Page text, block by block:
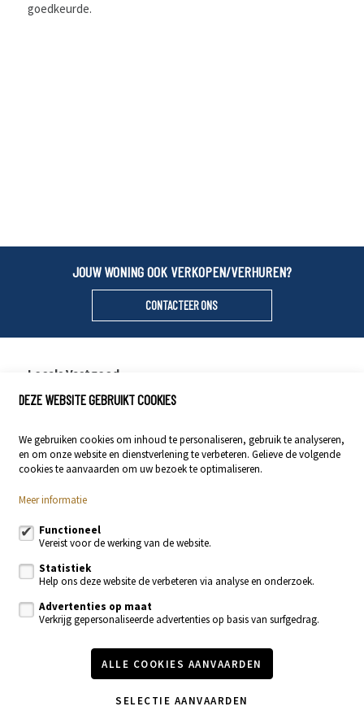
goedkeurde.
JOUW WONING OOK VERKOPEN/VERHUREN?
CONTACTEER ONS
Locals Vastgoed
Stationsstraat 29
054 23 53 83
info@localsvastgoed.be
Volg ons op:
Te huur Nieuwbouw
Recente realisaties
Contacteer ons
Vastgoednieuws & blog
DEZE WEBSITE GEBRUIKT COOKIES
We gebruiken cookies om inhoud te personaliseren, gebruik te analyseren,
en om onze website en dienstverlening te verbeteren. Gelieve de volgende
cookies te aanvaarden om uw bezoek te optimaliseren.
Meer informatie
Functioneel
Vereist voor de werking van de website.
Statistiek
Help ons deze website de verbeteren via analyse en onderzoek.
Advertenties op maat
Verkrijg gepersonaliseerde advertenties op basis van surfgedrag.
ALLE COOKIES AANVAARDEN
SELECTIE AANVAARDEN